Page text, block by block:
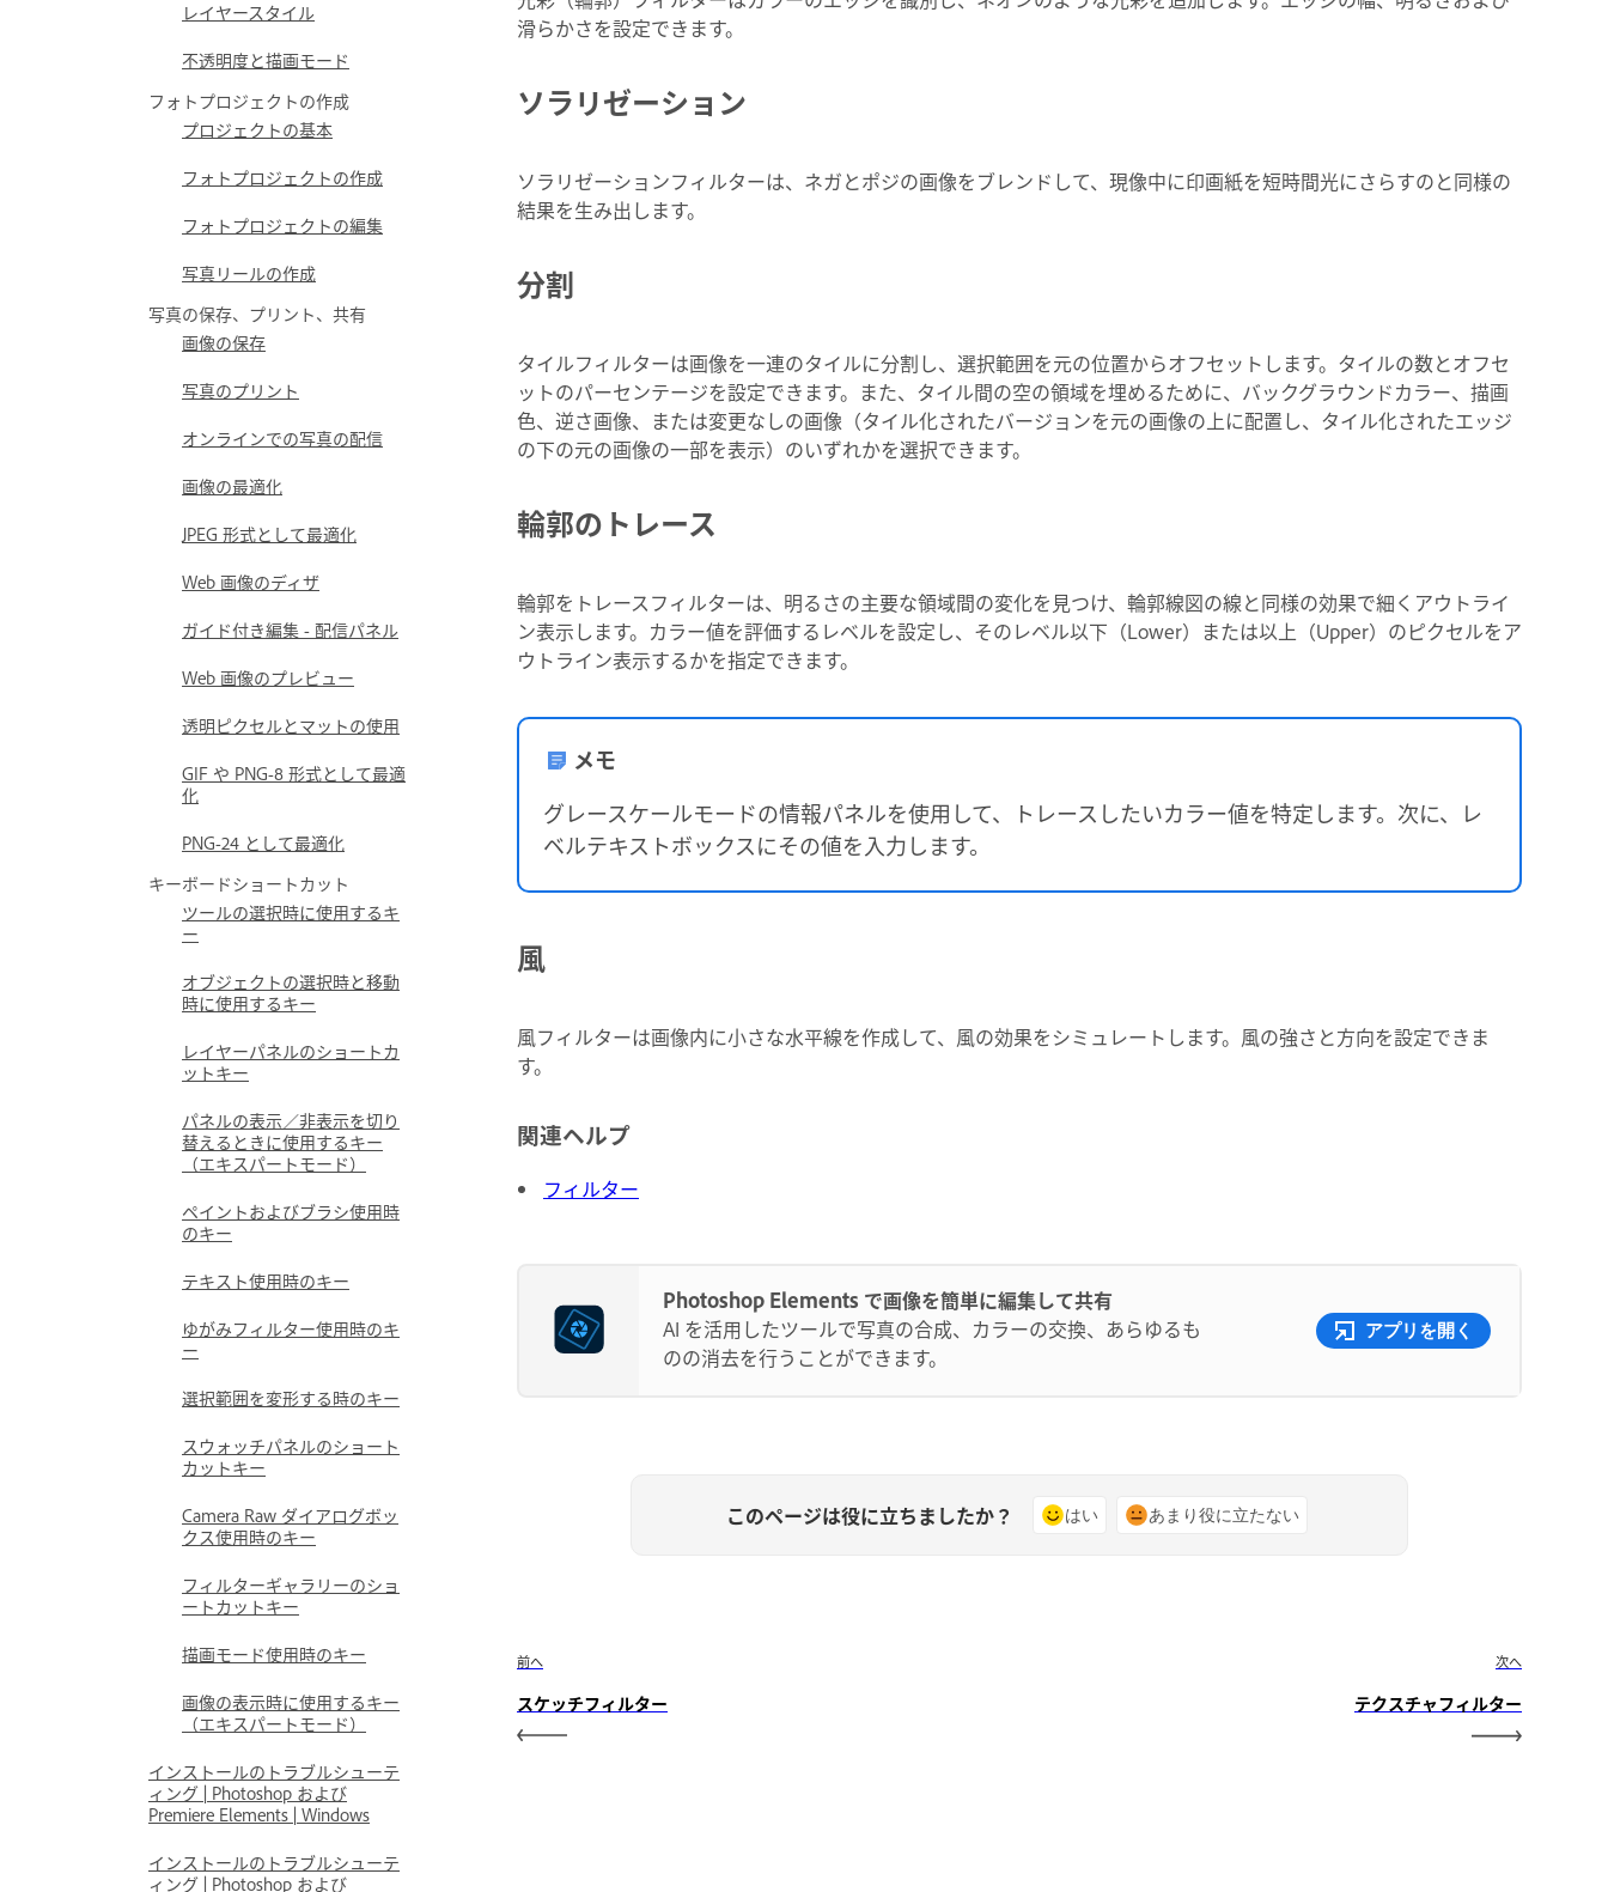
レイヤースタイル
不透明度と描画モード
フォトプロジェクトの作成
プロジェクトの基本
フォトプロジェクトの作成
フォトプロジェクトの編集
写真リールの作成
写真の保存、プリント、共有
画像の保存
写真のプリント
オンラインでの写真の配信
画像の最適化
JPEG 形式として最適化
Web 画像のディザ
ガイド付き編集 - 配信パネル
Web 画像のプレビュー
透明ピクセルとマットの使用
GIF や PNG-8 形式として最適
化
PNG‑24 として最適化
キーボードショートカット
ツールの選択時に使用するキ
ー
オブジェクトの選択時と移動
時に使用するキー
レイヤーパネルのショートカ
ットキー
パネルの表示／非表示を切り
替えるときに使用するキー
（エキスパートモード）
ペイントおよびブラシ使用時
のキー
テキスト使用時のキー
ゆがみフィルター使用時のキ
ー
選択範囲を変形する時のキー
スウォッチパネルのショート
カットキー
Camera Raw ダイアログボッ
クス使用時のキー
フィルターギャラリーのショ
ートカットキー
描画モード使用時のキー
画像の表示時に使用するキー
（エキスパートモード）
インストールのトラブルシューテ
ィング | Photoshop および
Premiere Elements | Windows
インストールのトラブルシューテ
ィング | Photoshop および
滑らかさを設定できます。
ソラリゼーション
ソラリゼーションフィルターは、ネガとポジの画像をブレンドして、現像中に印画紙を短時間光にさらすのと同様の
結果を生み出します。
分割
タイルフィルターは画像を一連のタイルに分割し、選択範囲を元の位置からオフセットします。タイルの数とオフセ
ットのパーセンテージを設定できます。また、タイル間の空の領域を埋めるために、バックグラウンドカラー、描画
色、逆さ画像、または変更なしの画像（タイル化されたバージョンを元の画像の上に配置し、タイル化されたエッジ
の下の元の画像の一部を表示）のいずれかを選択できます。
輪郭のトレース
輪郭をトレースフィルターは、明るさの主要な領域間の変化を見つけ、輪郭線図の線と同様の効果で細くアウトライ
ン表示します。カラー値を評価するレベルを設定し、そのレベル以下（Lower）または以上（Upper）のピクセルをア
ウトライン表示するかを指定できます。
メモ
グレースケールモードの情報パネルを使用して、トレースしたいカラー値を特定します。次に、レ
ベルテキストボックスにその値を入力します。
風
風フィルターは画像内に小さな水平線を作成して、風の効果をシミュレートします。風の強さと方向を設定できま
す。
関連ヘルプ
フィルター
Photoshop Elements で画像を簡単に編集して共有
AI を活用したツールで写真の合成、カラーの交換、あらゆるも
のの消去を行うことができます。
アプリを開く
このページは役に立ちましたか？ はい あまり役に立たない
前へ
スケッチフィルター
次へ
テクスチャフィルター